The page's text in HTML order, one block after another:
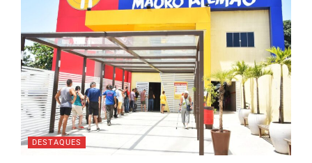
DESTAQUES